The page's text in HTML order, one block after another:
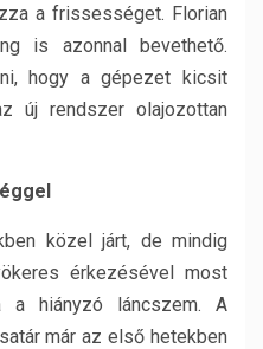
a frissességet. Florian
is azonnal bevethető.
hogy a gépezet kicsit
új rendszer olajozottan
közel járt, de mindig
érkezésével most
a hiányzó láncszem. A
már az első hetekben